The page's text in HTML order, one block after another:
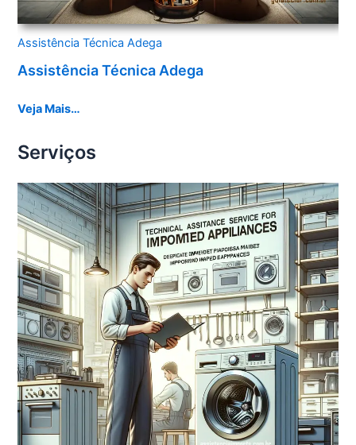
Assistência Técnica Adega
Assistência Técnica Adega
Veja Mais…
Serviços